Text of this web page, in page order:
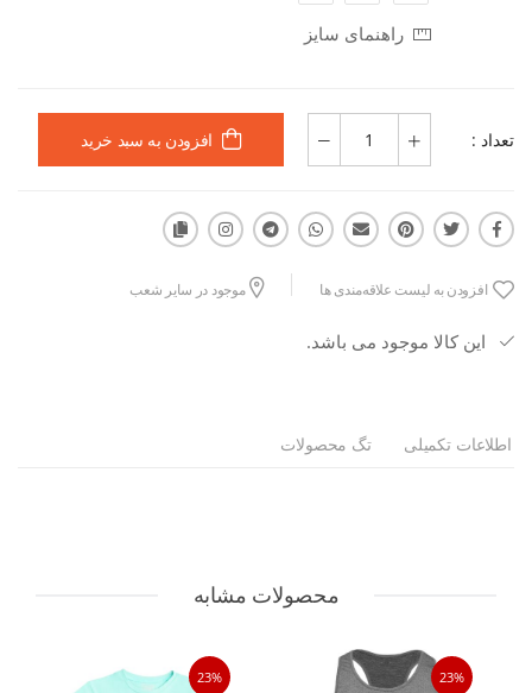
راهنمای سایز
تعداد : افزودن به سبد خرید
افزودن به لیست علاقه‌مندی ها موجود در سایر شعب
این کالا موجود می باشد.
اطلاعات تکمیلی تگ محصولات
محصولات مشابه
23%
23%